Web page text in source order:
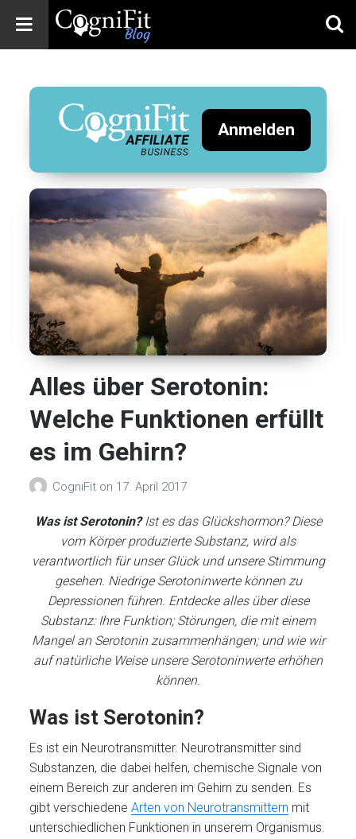
Blog: Brain
Health
News
Brain Training,
Mental Health, and
Wellness
Anmelden
Alles über Serotonin:
Welche Funktionen erfüllt
es im Gehirn?
CogniFit on 17. April 2017
Was ist Serotonin?Ist es das Glückshormon? Diese
vom Körper produzierte Substanz, wird als
verantwortlich für unser Glück und unsere Stimmung
gesehen. Niedrige Serotoninwerte können zu
Depressionen führen. Entdecke alles über diese
Substanz: Ihre Funktion; Störungen, die mit einem
Mangel an Serotonin zusammenhängen; und wie wir
auf natürliche Weise unsere Serotoninwerte erhöhen
können.
Was ist Serotonin?
Es ist ein Neurotransmitter. Neurotransmitter sind
Substanzen, die dabei helfen, chemische Signale von
einem Bereich zur anderen im Gehirn zu senden. Es
gibt verschiedeneArten von Neurotransmittern mit
unterschiedlichen Funktionen in unserem Organismus.